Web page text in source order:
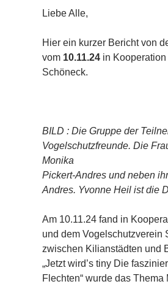
Liebe Alle,
Hier ein kurzer Bericht von
vom 10.11.24 in
Schöneck.
BILD : Die Gruppe der
Vogelschutzfreunde. Die
Monika
Pickert-Andres und neben
Andres. Yvonne Heil ist die
Am 10.11.24 fand in
und dem Vogelschutzverein
zwischen Kilianstädten und
„Jetzt wird’s tiny Die
Flechten“ wurde das